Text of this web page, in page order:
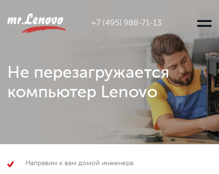
+7 (495) 988-71-13
Не перезагружается
компьютер Lenovo
Направим к вам домой инженера